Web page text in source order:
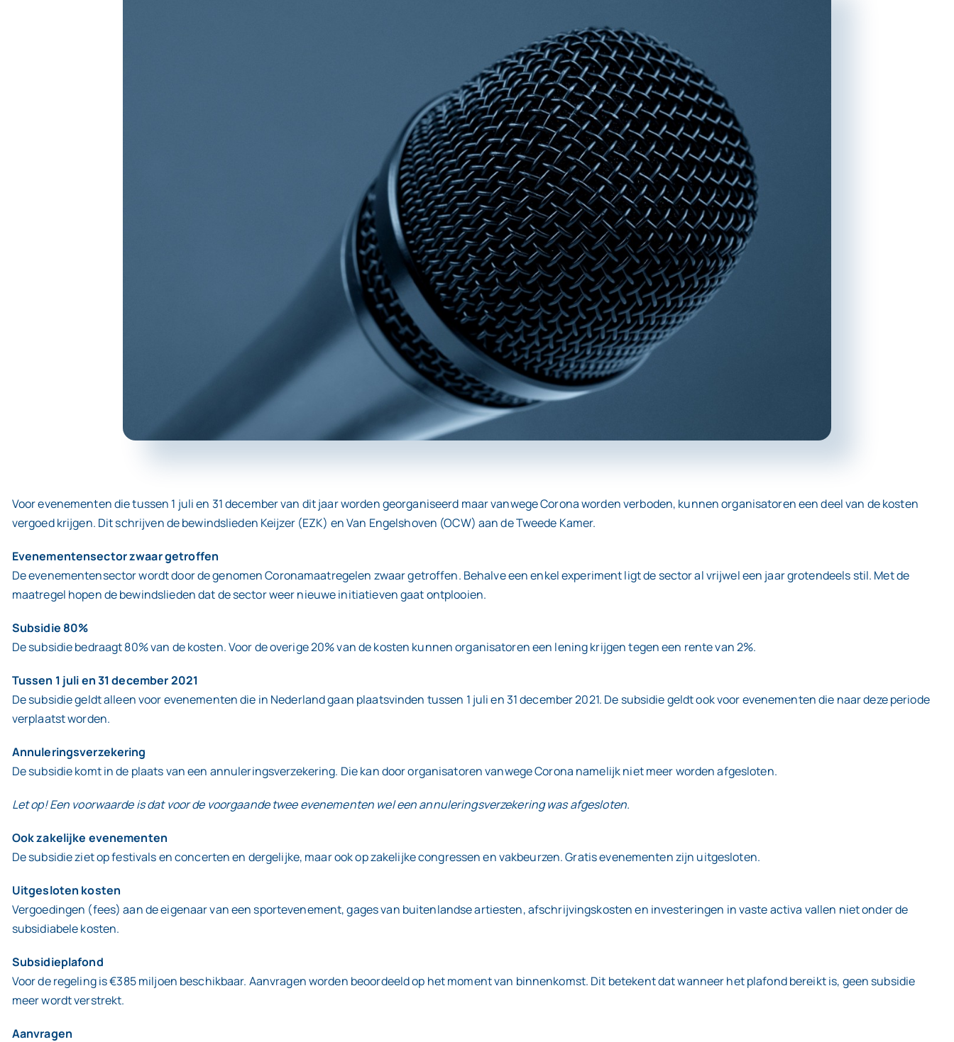
Voor evenementen die tussen 1 juli en 31 december van dit jaar worden georganiseerd maar vanwege Corona worden verboden, kunnen organisatoren een deel van de kosten
vergoed krijgen. Dit schrijven de bewindslieden Keijzer (EZK) en Van Engelshoven (OCW) aan de Tweede Kamer.
Evenementensector zwaar getroffen
De evenementensector wordt door de genomen Coronamaatregelen zwaar getroffen. Behalve een enkel experiment ligt de sector al vrijwel een jaar grotendeels stil. Met de
maatregel hopen de bewindslieden dat de sector weer nieuwe initiatieven gaat ontplooien.
Subsidie 80%
De subsidie bedraagt 80% van de kosten. Voor de overige 20% van de kosten kunnen organisatoren een lening krijgen tegen een rente van 2%.
Tussen 1 juli en 31 december 2021
De subsidie geldt alleen voor evenementen die in Nederland gaan plaatsvinden tussen 1 juli en 31 december 2021. De subsidie geldt ook voor evenementen die naar deze periode
verplaatst worden.
Annuleringsverzekering
De subsidie komt in de plaats van een annuleringsverzekering. Die kan door organisatoren vanwege Corona namelijk niet meer worden afgesloten.
Let op! Een voorwaarde is dat voor de voorgaande twee evenementen wel een annuleringsverzekering was afgesloten.
Ook zakelijke evenementen
De subsidie ziet op festivals en concerten en dergelijke, maar ook op zakelijke congressen en vakbeurzen. Gratis evenementen zijn uitgesloten.
Uitgesloten kosten
Vergoedingen (fees) aan de eigenaar van een sportevenement, gages van buitenlandse artiesten, afschrijvingskosten en investeringen in vaste activa vallen niet onder de
subsidiabele kosten.
Subsidieplafond
Voor de regeling is €385 miljoen beschikbaar. Aanvragen worden beoordeeld op het moment van binnenkomst. Dit betekent dat wanneer het plafond bereikt is, geen subsidie
meer wordt verstrekt.
Aanvragen